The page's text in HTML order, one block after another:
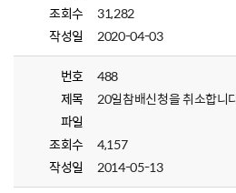
조회수
31,282
작성일
2020-04-03
번호
488
제목
20일참배신청을 취소합니
파일
조회수
4,157
작성일
2014-05-13